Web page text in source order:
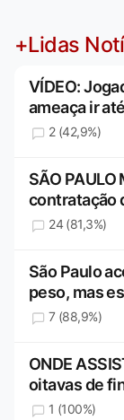
+Lidas
VÍDEO:
ameaça ir
2 (42,9%)
SÃO
contratação
24 (81,3%)
São Paulo
peso, mas
7 (88,9%)
ONDE
oitavas de
1 (100%)